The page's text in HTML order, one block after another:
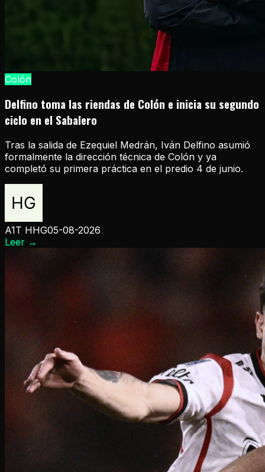
Colón
Delfino toma las riendas de Colón e inicia su segundo
ciclo en el Sabalero
Tras la salida de Ezequiel Medrán, Iván Delfino asumió
formalmente la dirección técnica de Colón y ya
completó su primera práctica en el predio 4 de junio.
A1T HHG05-08-2026
Leer →